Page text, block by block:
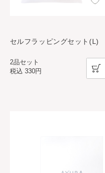
セルフラッピングセット(L)
2品セット
税込 330円